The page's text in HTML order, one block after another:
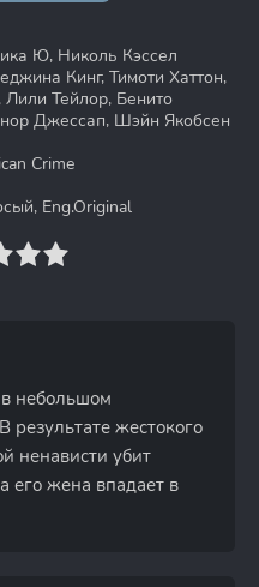
Ю, Николь Кэссел
Кинг, Тимоти Хаттон,
Тейлор, Бенито
Джессап, Шэйн Якобсен
Crime
Eng.Original
небольшом
результате жестокого
ненависти убит
жена впадает в